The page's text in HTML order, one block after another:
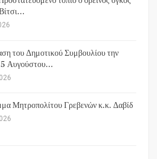
του Δημοτικού Συμβουλίου την
5 Αυγούστου…
Μητροπολίτου Γρεβενών κ.κ. Δαβίδ